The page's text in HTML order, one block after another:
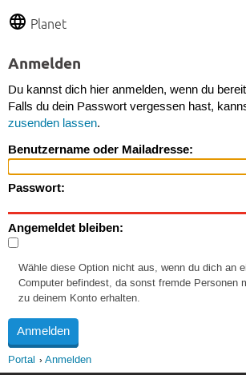
Planet
Anmelden
Du kannst dich hier anmelden, wenn du
Falls du dein Passwort vergessen hast,
zusenden lassen.
Benutzername oder Mailadresse:
Passwort:
Angemeldet bleiben:
Wähle diese Option nicht aus, wenn du dich an
Computer befindest, da sonst fremde Personen
zu deinem Konto erhalten.
Portal Anmelden